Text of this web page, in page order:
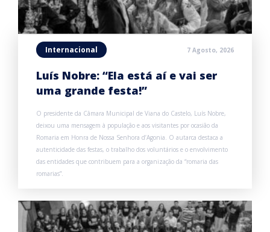
Internacional 7 Agosto, 2026
Luís Nobre: “Ela está aí e vai ser
uma grande festa!”
O presidente da Câmara Municipal de Viana do Castelo, Luís Nobre,
deixou uma mensagem à população e aos visitantes por ocasião da
Romaria em Honra de Nossa Senhora d’Agonia. O autarca destaca a
autenticidade das festas, o trabalho dos voluntários e o envolvimento
das entidades que contribuem para a organização da “romaria das
romarias”.